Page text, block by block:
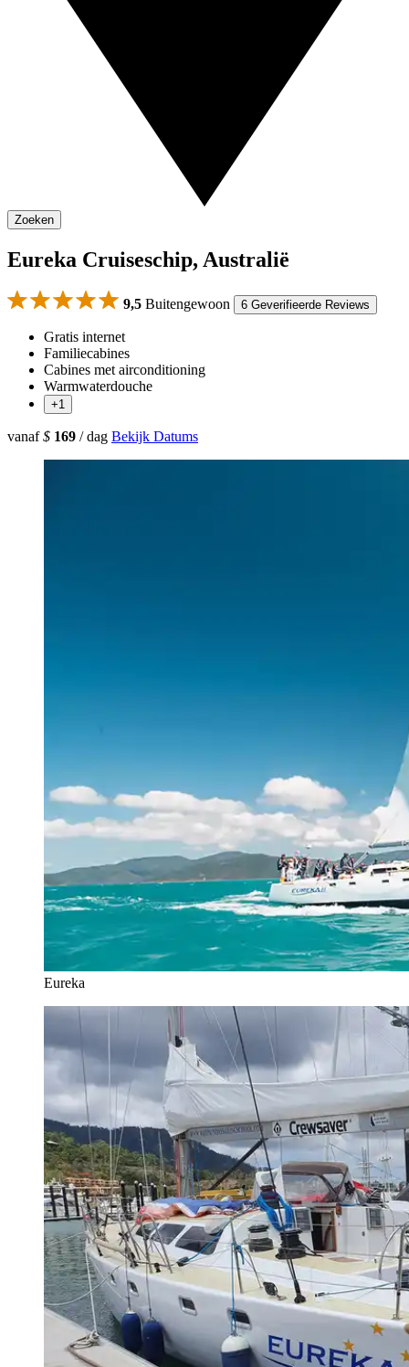
Zoeken
Eureka Cruiseschip, Australië
9,5 Buitengewoon 6 Geverifieerde Reviews
Gratis internet
Familiecabines
Cabines met airconditioning
Warmwaterdouche
+1
vanaf$ 169 / dag Bekijk Datums
Eureka